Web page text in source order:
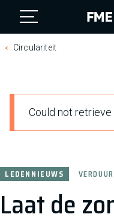
FME
Circulariteit
F
o
t
m
e
Could not
Laat de
LEDENNIEUWS